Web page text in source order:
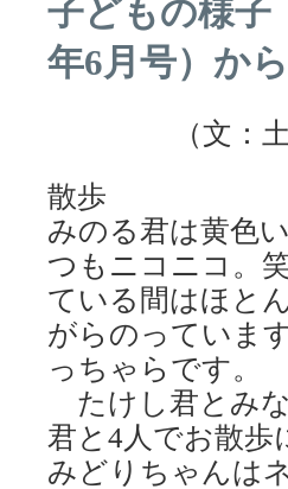
子どもの様子
年6月号）から
（文：土
散歩
みのる君は黄色
つもニコニコ。
ている間はほと
がらのっていま
っちゃらです。
たけし君とみ
君と4人でお散
みどりちゃんは